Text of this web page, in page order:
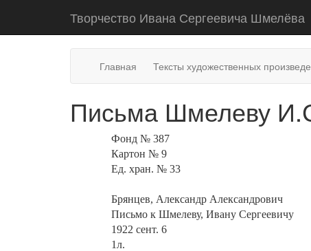
Творчество Ивана Сергеевича Шмелёва
Главная Тексты художественных
Письма Шмелеву
Фонд № 387
Картон № 9
Ед. хран. № 33
Брянцев, Александр Александрович
Письмо к Шмелеву, Ивану Сергеевичу
1922 сент. 6
1л.